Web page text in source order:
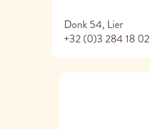
Vandaag:
Donk 54, Lier
+32 (0)3 284 18 02